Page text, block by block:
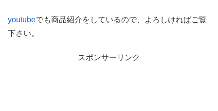
youtubeでも商品紹介をしているので、よろしければご覧
下さい。
スポンサーリンク